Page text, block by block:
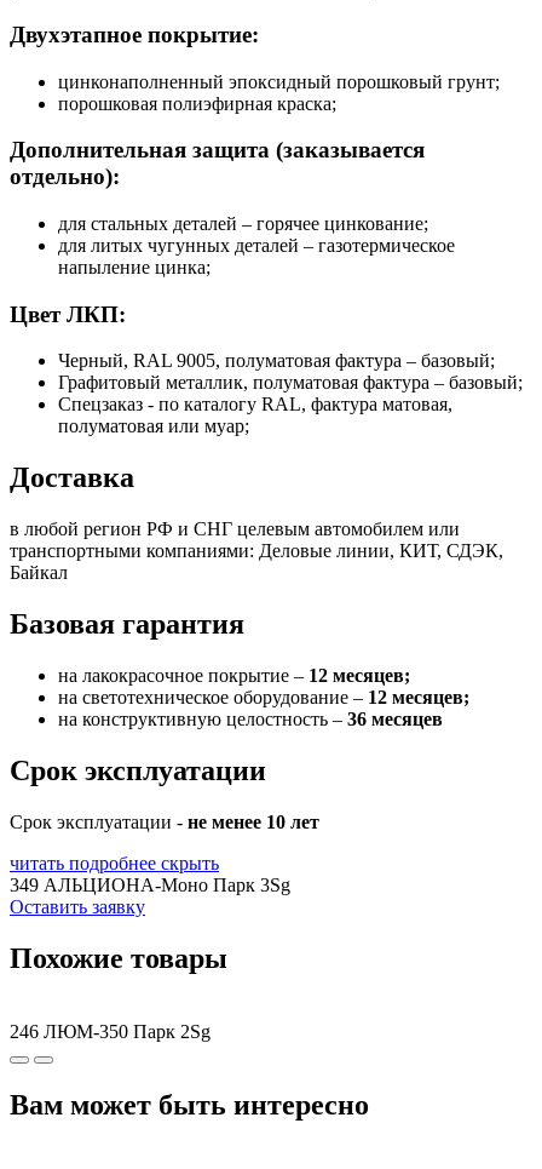
Двухэтапное покрытие:
цинконаполненный эпоксидный порошковый грунт;
порошковая полиэфирная краска;
Дополнительная защита (заказывается
отдельно):
для стальных деталей – горячее цинкование;
для литых чугунных деталей – газотермическое
напыление цинка;
Цвет ЛКП:
Черный, RAL 9005, полуматовая фактура – базовый;
Графитовый металлик, полуматовая фактура – базовый;
Спецзаказ - по каталогу RAL, фактура матовая,
полуматовая или муар;
Доставка
в любой регион РФ и СНГ целевым автомобилем или
транспортными компаниями: Деловые линии, КИТ, СДЭК,
Байкал
Базовая гарантия
на лакокрасочное покрытие – 12 месяцев;
на светотехническое оборудование – 12 месяцев;
на конструктивную целостность – 36 месяцев
Срок эксплуатации
Срок эксплуатации - не менее 10 лет
читать подробнее скрыть
349 АЛЬЦИОНА-Моно Парк 3Sg
Оставить заявку
Похожие товары
246 ЛЮМ-350 Парк 2Sg
Вам может быть интересно